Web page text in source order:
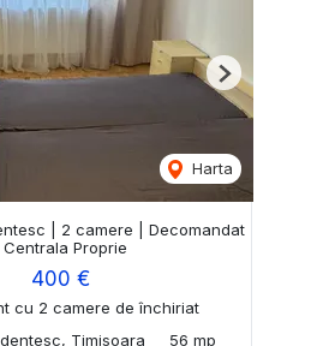
Harta
Next
| 2 camere | Decomandat
| Centrala Proprie
400 €
cu 2 camere de închiriat
Timisoara
56 mp